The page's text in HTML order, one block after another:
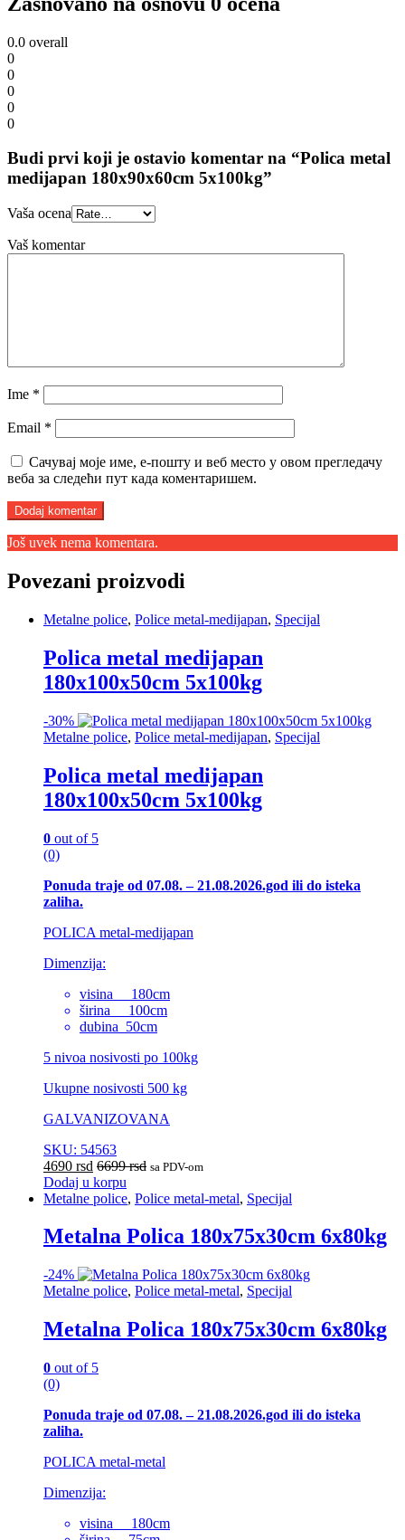
0.0 overall
0
0
0
0
0
Budi prvi koji je ostavio komentar na “Polica metal
medijapan 180x90x60cm 5x100kg”
Vaša ocena
Vaš komentar
Ime *
Email *
Сачувај моје име, е-пошту и веб место у овом прегледачу
веба за следећи пут када коментаришем.
Još uvek nema komentara.
Povezani proizvodi
Metalne police, Police metal-medijapan, Specijal
Polica metal medijapan
180x100x50cm 5x100kg
-30%
Metalne police, Police metal-medijapan, Specijal
Polica metal medijapan
180x100x50cm 5x100kg
0 out of 5
(0)
Ponuda traje od 07.08. – 21.08.2026.god ili do isteka
zaliha.
POLICA metal-medijapan
Dimenzija:
visina 180cm
širina 100cm
dubina 50cm
5 nivoa nosivosti po 100kg
Ukupne nosivosti 500 kg
GALVANIZOVANA
SKU: 54563
4690 rsd 6699rsd sa PDV-om
Dodaj u korpu
Metalne police, Police metal-metal, Specijal
Metalna Polica 180x75x30cm 6x80kg
-24%
Metalne police, Police metal-metal, Specijal
Metalna Polica 180x75x30cm 6x80kg
0 out of 5
(0)
Ponuda traje od 07.08. – 21.08.2026.god ili do isteka
zaliha.
POLICA metal-metal
Dimenzija:
visina 180cm